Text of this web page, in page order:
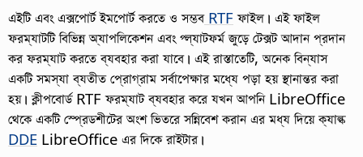
এইটি এবং এক্সপোর্ট ইমপোর্ট করতে ও সম্ভবRTFফাইল। এই ফাইল
ফরম্যাটটি বিভিন্ন অ্যাপলিকেশন এবং প্ল্যাটফর্ম জুড়ে টেক্সট আদান প্রদান
কর ফরম্যাট করতে ব্যবহার করা যাবে। এই রাস্তাতেটি, অনেক বিন্যাস
একটি সমস্যা ব্যতীত প্রোগ্রাম সর্বাপেক্ষার মধ্যে পড়া হয় স্থানান্তর করা
হয়। ক্লীপবোর্ড RTF ফরম্যাট ব্যবহার করে যখন আপনি LibreOffice
থেকে একটি স্প্রেডশীটের অংশ ভিতরে সন্নিবেশ করান এর মধ্য দিয়ে ক্যাল্ক
DDE LibreOffice এর দিকে রাইটার।